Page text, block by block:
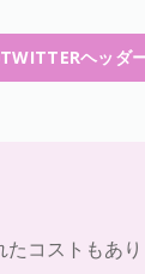
ヘッダ
たコストもあ